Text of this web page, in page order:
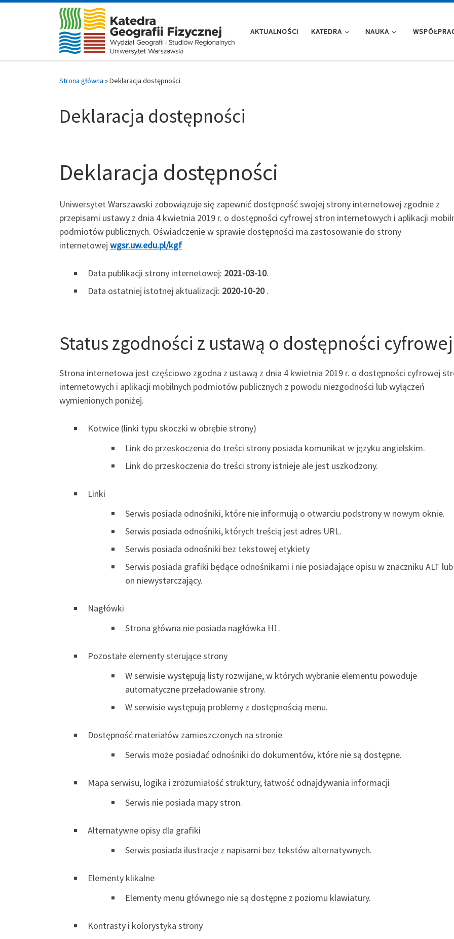
Skip to content
AKTUALNOŚCI KATEDRA NAUKA
Strona główna »Deklaracja dostępności
Deklaracja dostępności
Deklaracja dostępności
Uniwersytet Warszawski zobowiązuje się zapewnić dostępność swojej strony internetowej zgodnie z
przepisami ustawy z dnia 4 kwietnia 2019 r. o dostępności cyfrowej stron internetowych i aplikacji
podmiotów publicznych. Oświadczenie w sprawie dostępności ma zastosowanie do strony
internetowej wgsr.uw.edu.pl/kgf
Data publikacji strony internetowej: 2021-03-10.
Data ostatniej istotnej aktualizacji: 2020-10-20.
Status zgodności z ustawą o dostępności cyfrowej
Strona internetowa jest częściowo zgodna z ustawą z dnia 4 kwietnia 2019 r. o dostępności cyfrowej
internetowych i aplikacji mobilnych podmiotów publicznych z powodu niezgodności lub wyłączeń
wymienionych poniżej.
Kotwice (linki typu skoczki w obrębie strony)
Link do przeskoczenia do treści strony posiada komunikat w języku angielskim.
Link do przeskoczenia do treści strony istnieje ale jest uszkodzony.
Linki
Serwis posiada odnośniki, które nie informują o otwarciu podstrony w nowym oknie.
Serwis posiada odnośniki, których treścią jest adres URL.
Serwis posiada odnośniki bez tekstowej etykiety
Serwis posiada grafiki będące odnośnikami i nie posiadające opisu w znaczniku ALT
on niewystarczający.
Nagłówki
Strona główna nie posiada nagłówka H1.
Pozostałe elementy sterujące strony
W serwisie występują listy rozwijane, w których wybranie elementu powoduje
automatyczne przeładowanie strony.
W serwisie występują problemy z dostępnością menu.
Dostępność materiałów zamieszczonych na stronie
Serwis może posiadać odnośniki do dokumentów, które nie są dostępne.
Mapa serwisu, logika i zrozumiałość struktury, łatwość odnajdywania informacji
Serwis nie posiada mapy stron.
Alternatywne opisy dla grafiki
Serwis posiada ilustracje z napisami bez tekstów alternatywnych.
Elementy klikalne
Elementy menu głównego nie są dostępne z poziomu klawiatury.
Kontrasty i kolorystyka strony